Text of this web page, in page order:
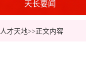
天长要闻
人才天地>>正文内容